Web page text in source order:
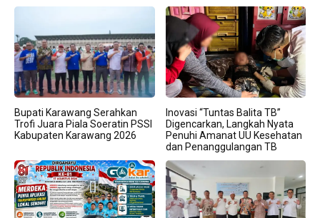
Bupati Karawang Serahkan
Trofi Juara Piala Soeratin PSSI
Kabupaten Karawang 2026
Inovasi “Tuntas Balita TB”
Digencarkan, Langkah Nyata
Penuhi Amanat UU Kesehatan
dan Penanggulangan TB